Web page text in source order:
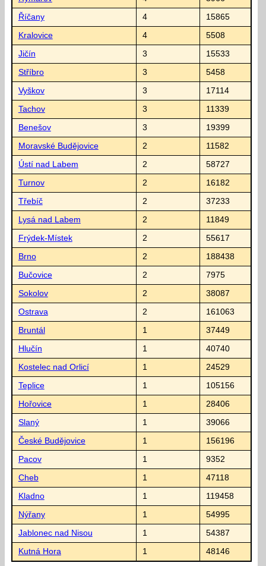
Říčany 4 15865
Kralovice 4 5508
Jičín 3 15533
Stříbro 3 5458
Vyškov 3 17114
Tachov 3 11339
Benešov 3 19399
Moravské Budějovice 2 11582
Ústí nad Labem 2 58727
Turnov 2 16182
Třebíč 2 37233
Lysá nad Labem 2 11849
Frýdek-Místek 2 55617
Brno 2 188438
Bučovice 2 7975
Sokolov 2 38087
Ostrava 2 161063
Bruntál 1 37449
Hlučín 1 40740
Kostelec nad Orlicí 1 24529
Teplice 1 105156
Hořovice 1 28406
Slaný 1 39066
České Budějovice 1 156196
Pacov 1 9352
Cheb 1 47118
Kladno 1 119458
Nýřany 1 54995
Jablonec nad Nisou 1 54387
Kutná Hora 1 48146